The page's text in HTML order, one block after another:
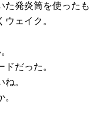
た発炎筒を使った
ェイク。
だった。
。